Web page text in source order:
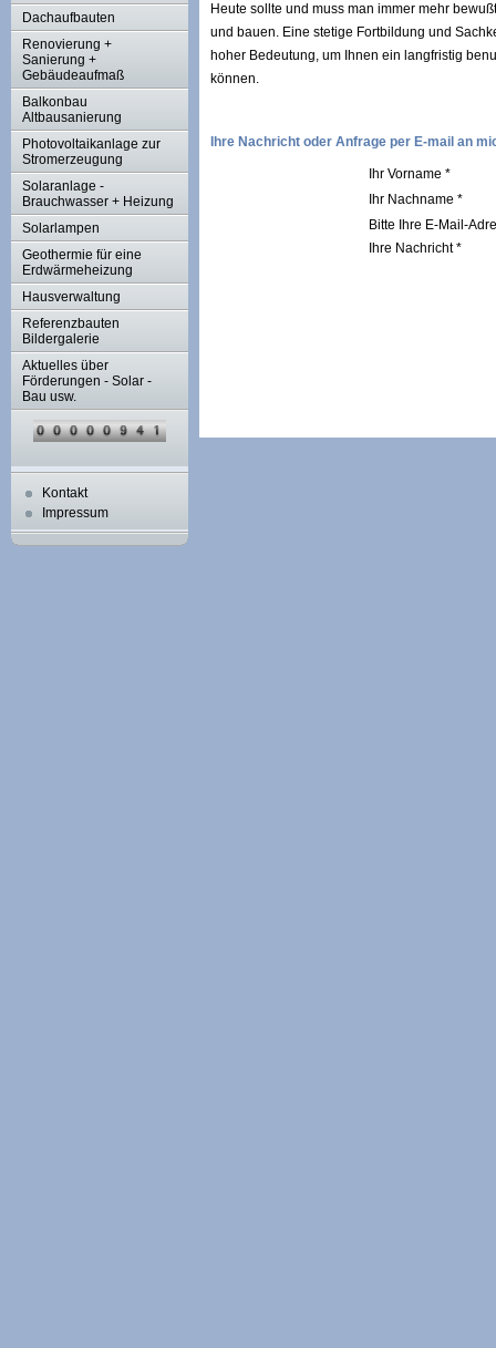
Dachaufbauten
Renovierung +
Sanierung +
Gebäudeaufmaß
Balkonbau
Altbausanierung
Photovoltaikanlage zur
Stromerzeugung
Solaranlage -
Brauchwasser + Heizung
Solarlampen
Geothermie für eine
Erdwärmeheizung
Hausverwaltung
Referenzbauten
Bildergalerie
Aktuelles über
Förderungen - Solar -
Bau usw.
Kontakt
Impressum
Heute sollte und muss man immer mehr
und bauen. Eine stetige Fortbildung und
hoher Bedeutung, um Ihnen ein langfristig
können.
Ihre Nachricht oder Anfrage per E-mail an
Ihr Vorname *
Ihr Nachname *
Bitte Ihre E-Mail-
Ihre Nachricht *